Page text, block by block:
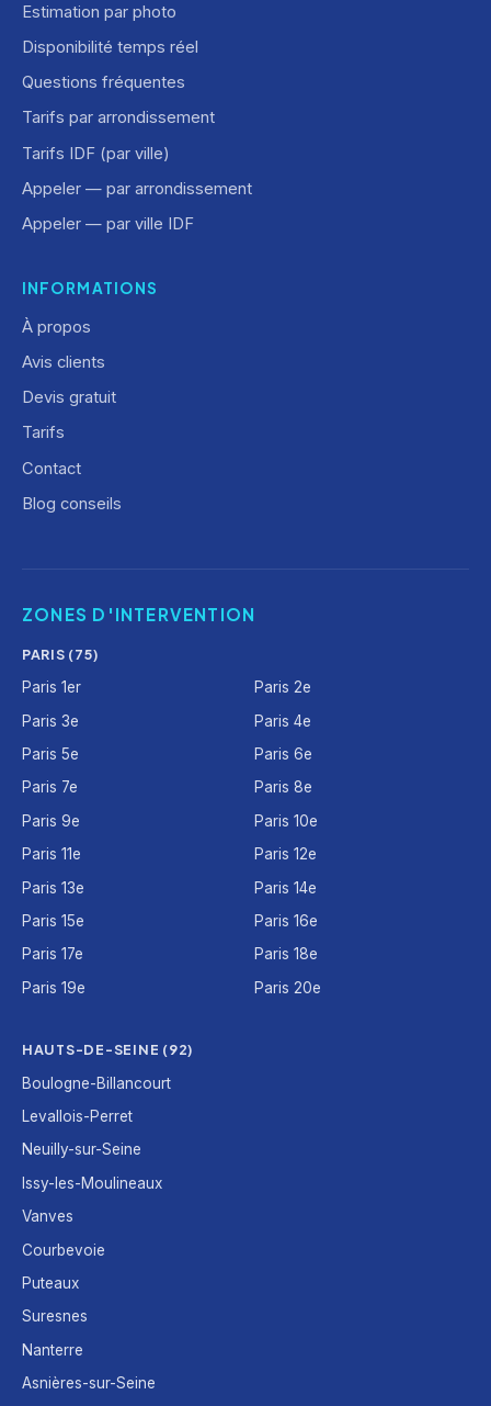
Estimation par photo
Disponibilité temps réel
Questions fréquentes
Tarifs par arrondissement
Tarifs IDF (par ville)
Appeler — par arrondissement
Appeler — par ville IDF
INFORMATIONS
À propos
Avis clients
Devis gratuit
Tarifs
Contact
Blog conseils
ZONES D'INTERVENTION
PARIS (75)
Paris 1er
Paris 2e
Paris 3e
Paris 4e
Paris 5e
Paris 6e
Paris 7e
Paris 8e
Paris 9e
Paris 10e
Paris 11e
Paris 12e
Paris 13e
Paris 14e
Paris 15e
Paris 16e
Paris 17e
Paris 18e
Paris 19e
Paris 20e
HAUTS-DE-SEINE (92)
Boulogne-Billancourt
Levallois-Perret
Neuilly-sur-Seine
Issy-les-Moulineaux
Vanves
Courbevoie
Puteaux
Suresnes
Nanterre
Asnières-sur-Seine